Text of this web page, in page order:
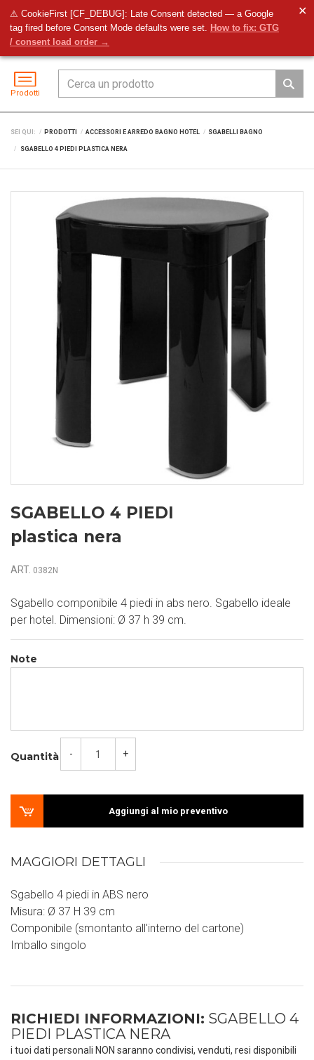
⚠ CookieFirst [CF_DEBUG]: Late Consent detected — a Google
tag fired before Consent Mode defaults were set. How to fix: GTG
/ consent load order →
✕
Prodotti
SEI QUI: PRODOTTI ACCESSORI E ARREDO BAGNO HOTEL SGABELLI BAGNO
SGABELLO 4 PIEDI PLASTICA NERA
SGABELLO 4 PIEDI
plastica nera
ART. 0382N
Sgabello componibile 4 piedi in abs nero. Sgabello ideale
per hotel. Dimensioni: Ø 37 h 39 cm.
Note
Quantità - +
Aggiungi al mio preventivo
MAGGIORI DETTAGLI
Sgabello 4 piedi in ABS nero
Misura: Ø 37 H 39 cm
Componibile (smontanto all'interno del cartone)
Imballo singolo
RICHIEDI INFORMAZIONI: SGABELLO 4
PIEDI PLASTICA NERA
i tuoi dati personali NON saranno condivisi, venduti, resi disponibili